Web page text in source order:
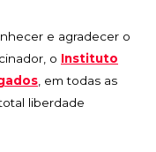
e agradecer o
o Instituto
, em todas as
liberdade